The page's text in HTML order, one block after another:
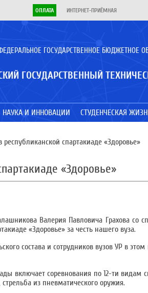
ОПЛАТА ИНТЕРНЕТ-ПРИЁМНАЯ
ГОСУДАРСТВЕННОЕ БЮДЖЕТНОЕ
ГОСУДАРСТВЕННЫЙ
НАУКА И ИННОВАЦИИ СТУДЕНЧЕСКАЯ
спартакиаде «Здоровье»
«Здоровье»
Валерия Павловича Грахова со
«Здоровье» за честь нашего вуза.
состава и сотрудников вузов УР в
включает соревнования по 12-ти видам
из пневматического оружия.